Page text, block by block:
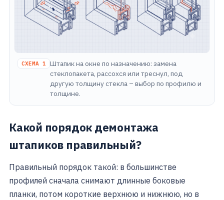
СХЕМА 1
Штапик на окне по назначению: замена
стеклопакета, рассохся или треснул, под
другую толщину стекла – выбор по профилю и
толщине.
Какой порядок демонтажа
штапиков правильный?
Правильный порядок такой: в большинстве
профилей сначала снимают длинные боковые
планки, потом короткие верхнюю и нижнюю, но в